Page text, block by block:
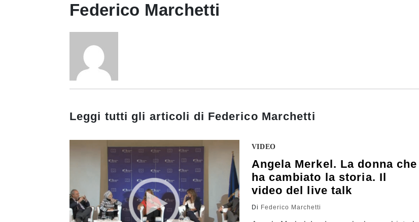
Federico Marchetti
Leggi tutti gli articoli di Federico Marchetti
VIDEO
Angela Merkel. La donna che
ha cambiato la storia. Il
video del live talk
Di Federico Marchetti